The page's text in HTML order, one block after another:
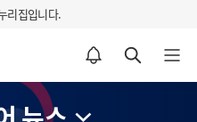
리집입니다.
알림설정 바로가기 검색 바로가기 메뉴 열기